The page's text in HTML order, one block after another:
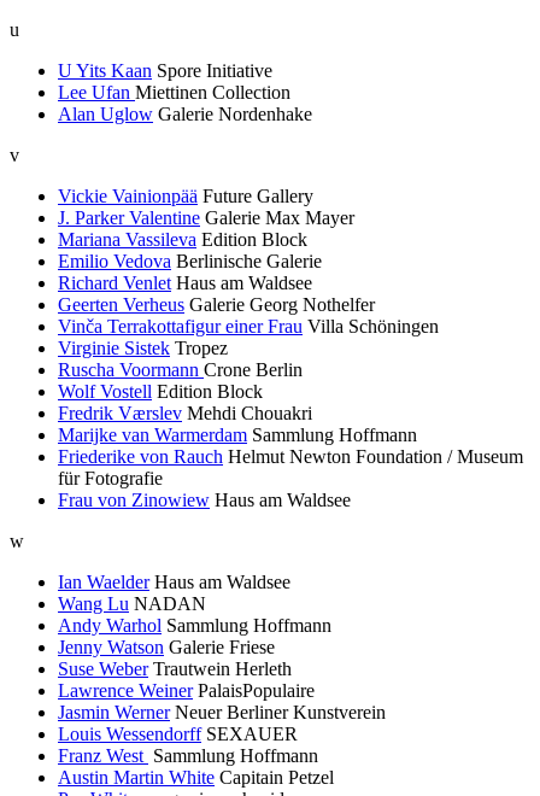
u
U Yits Kaan Spore Initiative
Lee Ufan Miettinen Collection
Alan Uglow Galerie Nordenhake
v
Vickie Vainionpää Future Gallery
J. Parker Valentine Galerie Max Mayer
Mariana Vassileva Edition Block
Emilio Vedova Berlinische Galerie
Richard Venlet Haus am Waldsee
Geerten Verheus Galerie Georg Nothelfer
Vinča Terrakottafigur einer Frau Villa Schöningen
Virginie Sistek Tropez
Ruscha Voormann Crone Berlin
Wolf Vostell Edition Block
Fredrik Værslev Mehdi Chouakri
Marijke van Warmerdam Sammlung Hoffmann
Friederike von Rauch Helmut Newton Foundation / Museum
für Fotografie
Frau von Zinowiew Haus am Waldsee
w
Ian Waelder Haus am Waldsee
Wang Lu NADAN
Andy Warhol Sammlung Hoffmann
Jenny Watson Galerie Friese
Suse Weber Trautwein Herleth
Lawrence Weiner PalaisPopulaire
Jasmin Werner Neuer Berliner Kunstverein
Louis Wessendorff SEXAUER
Franz West Sammlung Hoffmann
Austin Martin White Capitain Petzel